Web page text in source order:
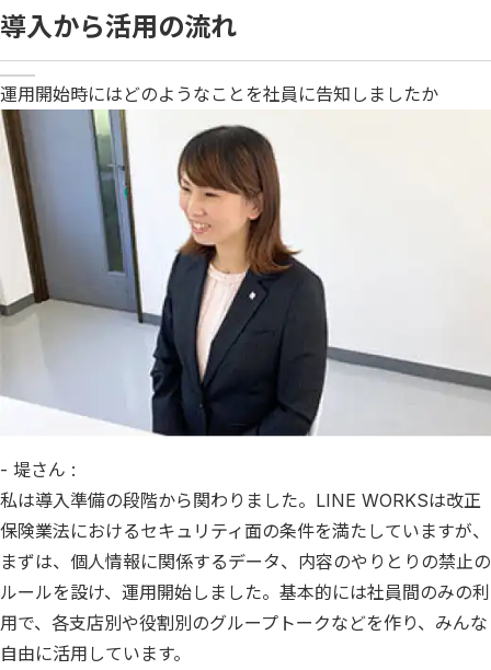
導入から活用の流れ
運用開始時にはどのようなことを社員に告知しましたか
- 堤さん :
私は導入準備の段階から関わりました。LINE WORKSは改正
保険業法におけるセキュリティ面の条件を満たしていますが、
まずは、個人情報に関係するデータ、内容のやりとりの禁止の
ルールを設け、運用開始しました。基本的には社員間のみの利
用で、各支店別や役割別のグループトークなどを作り、みんな
自由に活用しています。